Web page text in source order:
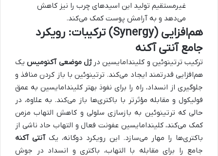
غیرمستقیم تولید این اسیدهای چرب را نیز کاهش
می‌دهد و به آرامش پوست کمک می‌کند.
هم‌افزایی (Synergy) ترکیبات: رویکرد
جامعآنتی آکنه
ترکیب ترتینوئین و کلیندامایسین درژل موضعی آکنومیسیک
هم‌افزایی قدرتمند ایجاد می‌کند. ترتینوئین با باز کردن منافذ و
جلوگیری از انسداد، راه را برای نفوذ بهتر کلیندامایسین به عمق
فولیکول و مقابله مؤثرتر با باکتری‌ها باز می‌کند. به علاوه، در
حالی که ترتینوئین به بازسازی سلولی و کاهش التهاب مزمن
کمک می‌کند، کلیندامایسین عفونت فعال و التهاب حاد ناشی از
باکتری‌ها را مهار می‌سازد. این رویکرد دوگانه، یکآنتی آکنه
جامع را برای مقابله با التهاب، باکتری و انسداد در جوش